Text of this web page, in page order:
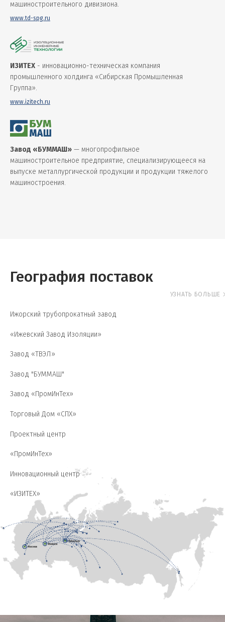
машиностроительного дивизиона.
www.td-spg.ru
ИЗИТЕХ - инновационно-техническая компания
промышленного холдинга «Сибирская Промышленная
Группа».
www.izitech.ru
Завод «БУММАШ» — многопрофильное
машиностроительное предприятие, специализирующееся на
выпуске металлургической продукции и продукции тяжелого
машиностроения.
География поставок
Ижорский трубопрокатный завод
«Ижевский Завод Изоляции»
Завод «ТВЭЛ»
Завод "БУММАШ"
Завод «ПромИнТех»
Торговый Дом «СПХ»
Проектный центр
«ПромИнТех»
Инновационный центр
«ИЗИТЕХ»
УЗНАТЬ БОЛЬШЕ